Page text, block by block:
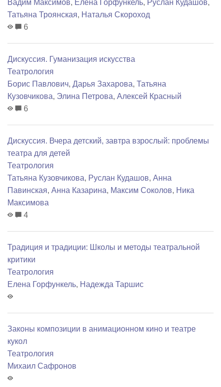
Вадим Максимов, Елена Горфункель, Руслан Кудашов,
Татьяна Троянская, Наталья Скороход
6
Дискуссия. Гуманизация искусства
Театрология
Борис Павлович, Дарья Захарова, Татьяна
Кузовчикова, Элина Петрова, Алексей Красный
6
Дискуссия. Вчера детский, завтра взрослый: проблемы
театра для детей
Театрология
Татьяна Кузовчикова, Руслан Кудашов, Анна
Павинская, Анна Казарина, Максим Соколов, Ника
Максимова
4
Традиция и традиции: Школы и методы театральной
критики
Театрология
Елена Горфункель, Надежда Таршис
Законы композиции в анимационном кино и театре
кукол
Театрология
Михаил Сафронов